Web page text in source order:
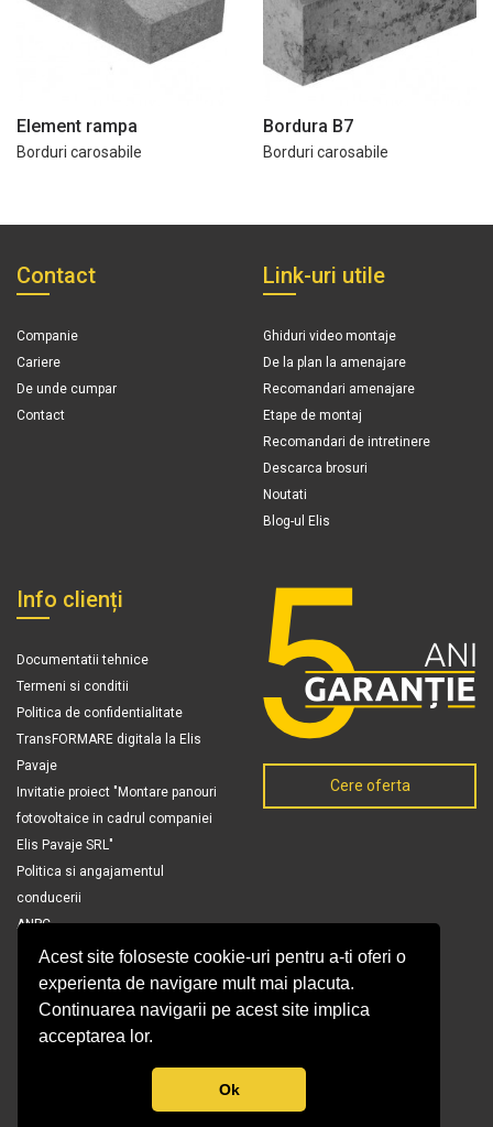
Acest site foloseste cookie-uri pentru a-ti oferi o
experienta de navigare mult mai placuta.
Continuarea navigarii pe acest site implica
acceptarea lor.
Ok
Element rampa
Borduri carosabile
Bordura B7
Borduri carosabile
Contact
Companie
Cariere
De unde cumpar
Contact
Link-uri utile
Ghiduri video montaje
De la plan la amenajare
Recomandari amenajare
Etape de montaj
Recomandari de intretinere
Descarca brosuri
Noutati
Blog-ul Elis
Info clienți
Documentatii tehnice
Termeni si conditii
Politica de confidentialitate
TransFORMARE digitala la Elis
Pavaje
Invitatie proiect "Montare panouri
fotovoltaice in cadrul companiei
Elis Pavaje SRL"
Politica si angajamentul
conducerii
ANPC
Cere oferta
© Copyright 2026 Elis Pavaje